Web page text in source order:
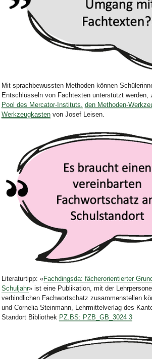
Mit sprachbewussten Methoden können
Entschlüsseln von Fachtexten unterstützt werden,
Pool des Mercator-Instituts, den Methoden-
Werkzeugkastenvon Josef Leisen.
Literaturtipp: «Fachdingsda: fächerorientierter
Schuljahr»ist eine Publikation, mit der
verbindlichen Fachwortschatz zusammenstellen
und Cornelia Steinmann, Lehrmittelverlag des
Standort Bibliothek PZ.BS: PZB_GB_3024 3